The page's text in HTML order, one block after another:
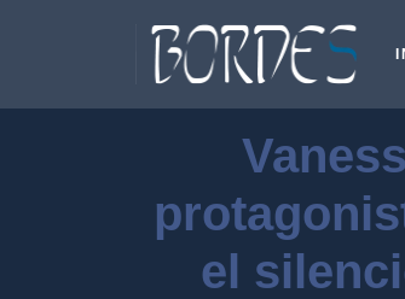
el